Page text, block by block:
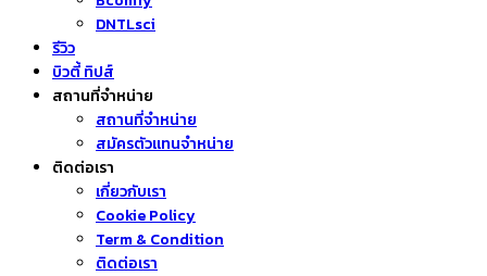
DNTLsci
รีวิว
บิวตี้ ทิปส์
สถานที่จำหน่าย
สถานที่จำหน่าย
สมัครตัวแทนจำหน่าย
ติดต่อเรา
เกี่ยวกับเรา
Cookie Policy
Term & Condition
ติดต่อเรา